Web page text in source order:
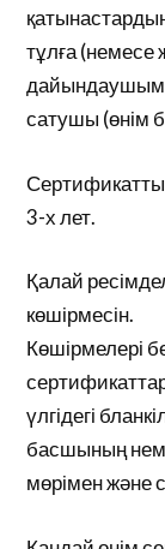
тұлға (немесе
сатушы (өнім
3-х лет.
Қалай
көшірмесін.
Көшірмелері
үлгідегі
басшының
мөрімен және